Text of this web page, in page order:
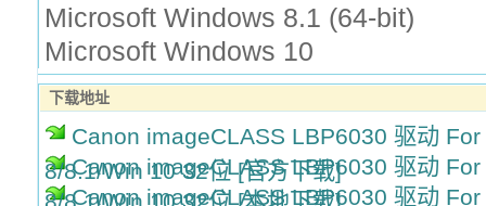
Microsoft Windows 8.1 (64-bit)
Microsoft Windows 10
下载地址
Canon imageCLASS LBP6030 驱动
8/8.1/Win 10 32位 [官方下载]
Canon imageCLASS LBP6030 驱动
Canon imageCLASS LBP6030 驱动